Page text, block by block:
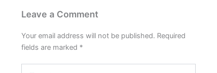
Leave a Comment
Your email address will not be published. Required
fields are marked *